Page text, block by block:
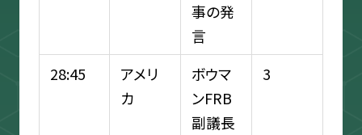
事の発
言
28:45
アメリ
カ
ボウマ
ンFRB
副議長
3